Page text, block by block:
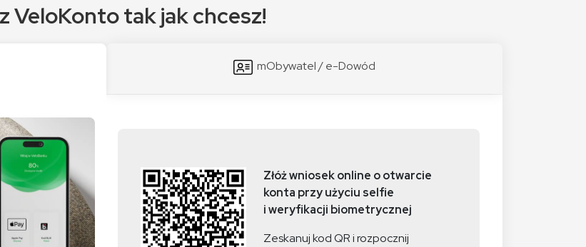
VeloKonto tak jak chcesz!
mObywatel / e-Dowód
Złóż wniosek online o otwarcie
konta przy użyciu selfie
i weryfikacji biometrycznej
Zeskanuj kod QR i rozpocznij